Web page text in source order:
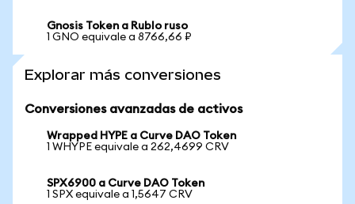
Gnosis Token a Rublo ruso
1 GNO equivale a 8766,66 ₽
Explorar más conversiones
Conversiones avanzadas de activos
Wrapped HYPE a Curve DAO Token
1 WHYPE equivale a 262,4699 CRV
SPX6900 a Curve DAO Token
1 SPX equivale a 1,5647 CRV